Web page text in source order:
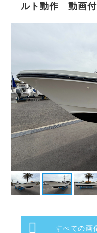
ルト動作 動画付
すべての画